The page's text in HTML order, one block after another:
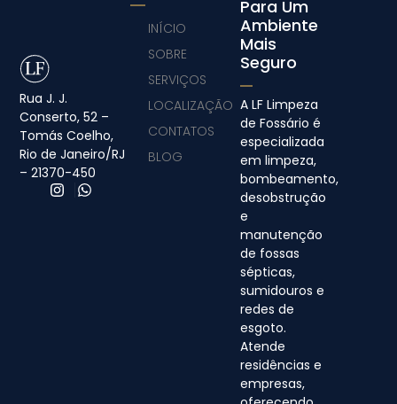
Rua J. J.
Conserto, 52 –
Tomás Coelho,
Rio de Janeiro/RJ
– 21370-450
Para Um
Ambiente
Mais
Seguro
A LF Limpeza
de Fossário é
especializada
em limpeza,
bombeamento,
desobstrução
e
manutenção
de fossas
sépticas,
sumidouros e
redes de
esgoto.
Atende
residências e
empresas,
INÍCIO
SOBRE
SERVIÇOS
LOCALIZAÇÃO
CONTATOS
BLOG